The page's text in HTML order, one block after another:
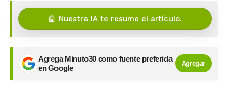
🤖 Nuestra IA te resume el artículo.
Agrega Minuto30 como fuente preferida
en Google
Agregar